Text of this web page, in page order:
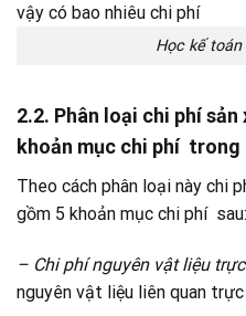
Học kế
2.2. Phân loại chi phí
khoản mục chi phí trong
Theo cách phân loại này chi
gồm 5 khoản mục chi phí sau:
– Chi phí nguyên vật liệu
nguyên vật liệu liên quan